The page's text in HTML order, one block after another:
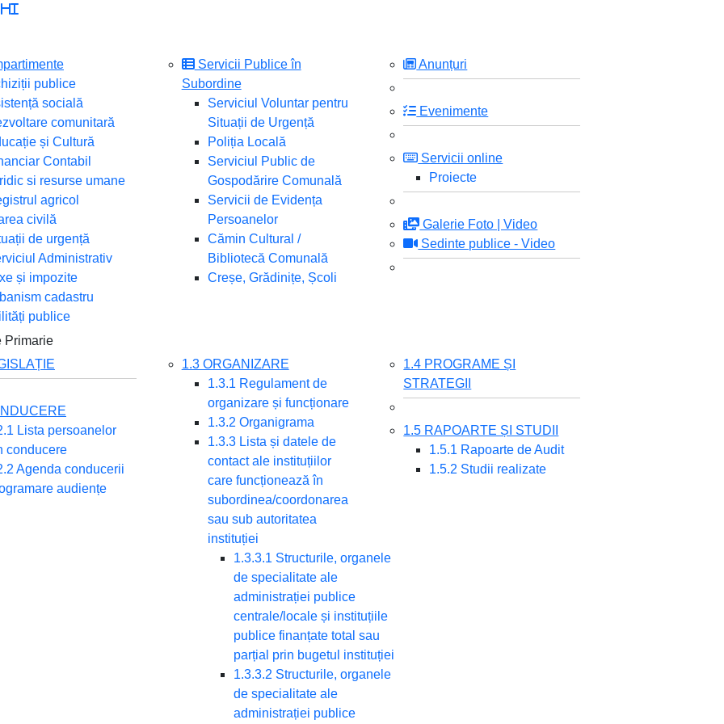
publice
socială
comunitară
și Cultură
Contabil
si resurse umane
agricol
civilă
de urgență
Administrativ
și impozite
cadastru
publice
Servicii Publice în
Subordine
Serviciul Voluntar pentru
Situații de Urgență
Poliția Locală
Serviciul Public de
Gospodărire Comunală
Servicii de Evidența
Persoanelor
Cămin Cultural /
Bibliotecă Comunală
Creșe, Grădinițe, Școli
Anunțuri
Evenimente
Servicii online
Proiecte
Galerie Foto | Video
Sedinte publice - Video
Primarie
Lista persoanelor
conducere
Agenda conducerii
audiențe
1.3 ORGANIZARE
1.3.1 Regulament de
organizare și funcționare
1.3.2 Organigrama
1.3.3 Lista și datele de
contact ale instituțiilor
care funcționează în
subordinea/coordonarea
sau sub autoritatea
instituției
1.3.3.1 Structurile, organele
de specialitate ale
administrației publice
centrale/locale și instituțiile
publice finanțate total sau
parțial prin bugetul instituției
1.3.3.2 Structurile, organele
de specialitate ale
administrației publice
1.4 PROGRAME ȘI
STRATEGII
1.5 RAPOARTE ȘI STUDII
1.5.1 Rapoarte de Audit
1.5.2 Studii realizate